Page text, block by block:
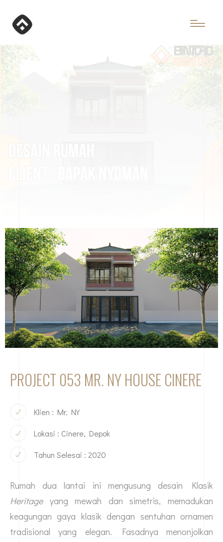
PROJECT 053 MR. NY HOUSE CINERE
Klien : Mr. NY
Lokasi : Cinere, Depok
Tahun Selesai : 2020
Rumah dua lantai ini mengusung desain Klasik
Heritageyang mewah dan simetris, memadukan
keagungan gaya klasik dengan sentuhan ornamen
tradisional yang elegan. Fasadnya menonjolkan